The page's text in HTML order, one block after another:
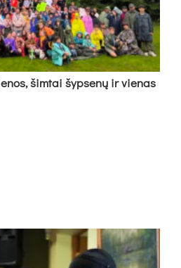
šim­tai šyp­se­nų ir vie­nas